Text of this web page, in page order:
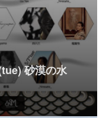
砂漠の水